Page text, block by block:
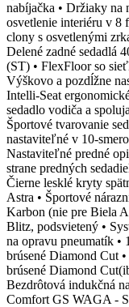
nabíjačka • Držiaky na
osvetlenie interiéru v 8
clony s osvetlenými
Delené zadné sedadlá
(ST) • FlexFloor so
Výškovo a pozdĺžne
Intelli-Seat
sedadlo vodiča a
Športové tvarovanie
nastaviteľné v 10-
Nastaviteľné predné
strane predných
Čierne lesklé kryty
Astra • Športové
Karbon (nie pre Biela
Blitz, podsvietený •
na opravu pneumatík
brúsené Diamond Cut
brúsené Diamond
Bezdrôtová indukčná
Comfort GS WAGA -